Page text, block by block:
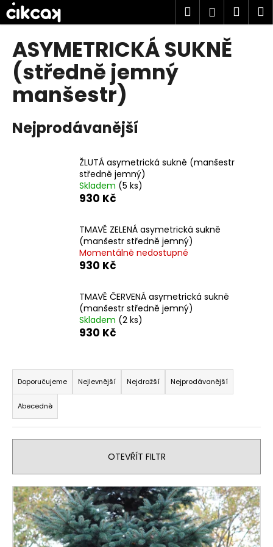
Přejít
na
obsah
Hledat
ASYMETRICKÁ SUKNĚ
(středně jemný
manšestr)
Nejprodávanější
ŽLUTÁ asymetrická sukně (manšestr
středně jemný)
Skladem (5 ks)
930 Kč
TMAVĚ ZELENÁ asymetrická sukně
(manšestr středně jemný)
Momentálně nedostupné
930 Kč
TMAVĚ ČERVENÁ asymetrická sukně
(manšestr středně jemný)
Skladem (2 ks)
930 Kč
Ř
a
z
e
n
r
o
d
u
k
Doporučujeme Nejlevnější Nejdražší Nejprodávanější
Abecedně
OTEVŘÍT FILTR
V
ý
p
i
K
o
C
o
p
t
o
p
o
r
u